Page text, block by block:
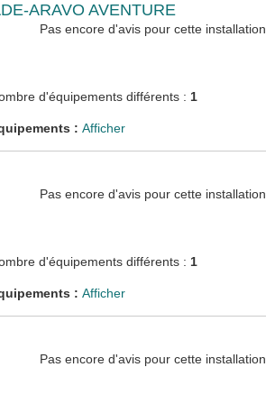
ARAVO AVENTURE
Pas encore d'avis pour cette installation.
d'équipements différents : 1
: Afficher
Pas encore d'avis pour cette installation.
d'équipements différents : 1
: Afficher
Pas encore d'avis pour cette installation.